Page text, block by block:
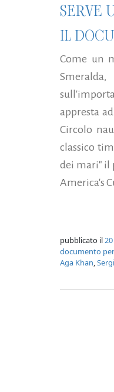
SERVE
IL
Come un
appresta
Circolo
classico
dei mari" il
America's
pubblicato il
documento
Aga Khan,